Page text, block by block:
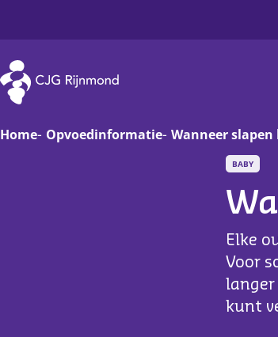
CJG Rijnmond
Basisschoolkind
Home Opvoedinformatie Wanneer slapen
BABY
Elke
Voor
kunt